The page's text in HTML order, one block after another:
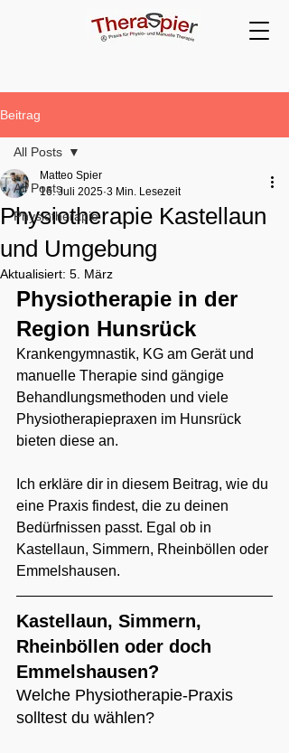
Beitrag
All Posts
Physiotherapie
All Posts
Physiotherapie Kastellaun
und Umgebung
Matteo Spier
16. Juli 2025 3 Min. Lesezeit
Aktualisiert: 5. März
Physiotherapie in der
Region Hunsrück
Krankengymnastik, KG am Gerät und
manuelle Therapie sind gängige
Behandlungsmethoden und viele
Physiotherapiepraxen im Hunsrück
bieten diese an.
Ich erkläre dir in diesem Beitrag, wie du
eine Praxis findest, die zu deinen
Bedürfnissen passt. Egal ob in
Kastellaun, Simmern, Rheinböllen oder
Emmelshausen.
Kastellaun, Simmern,
Rheinböllen oder doch
Emmelshausen?
Welche Physiotherapie-Praxis
solltest du wählen?